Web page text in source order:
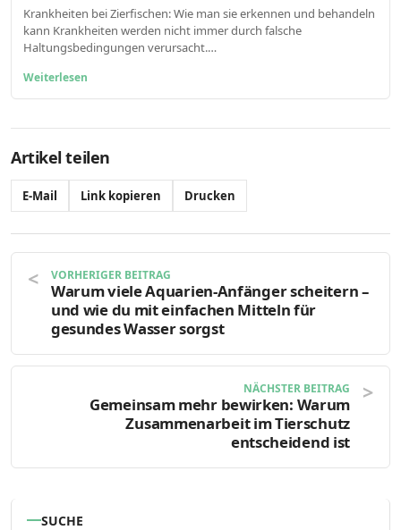
Krankheiten bei Zierfischen: Wie man sie erkennen und behandeln
kann Krankheiten werden nicht immer durch falsche
Haltungsbedingungen verursacht.…
Weiterlesen
Artikel teilen
E-Mail Link kopieren Drucken
VORHERIGER BEITRAG
Warum viele Aquarien-Anfänger scheitern –
und wie du mit einfachen Mitteln für
gesundes Wasser sorgst
NÄCHSTER BEITRAG
Gemeinsam mehr bewirken: Warum
Zusammenarbeit im Tierschutz
entscheidend ist
SUCHE